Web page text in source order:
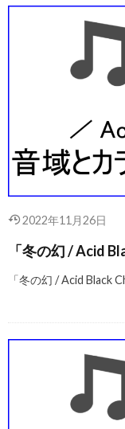
2022年11月26日
「冬の幻 / Acid
「冬の幻 / Acid Black